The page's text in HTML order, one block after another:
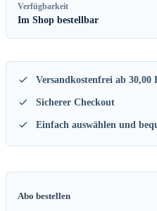
Verfügbarkeit
Im Shop bestellbar
Versandkostenfrei ab 30,00
Sicherer Checkout
Einfach auswählen und
Abo bestellen